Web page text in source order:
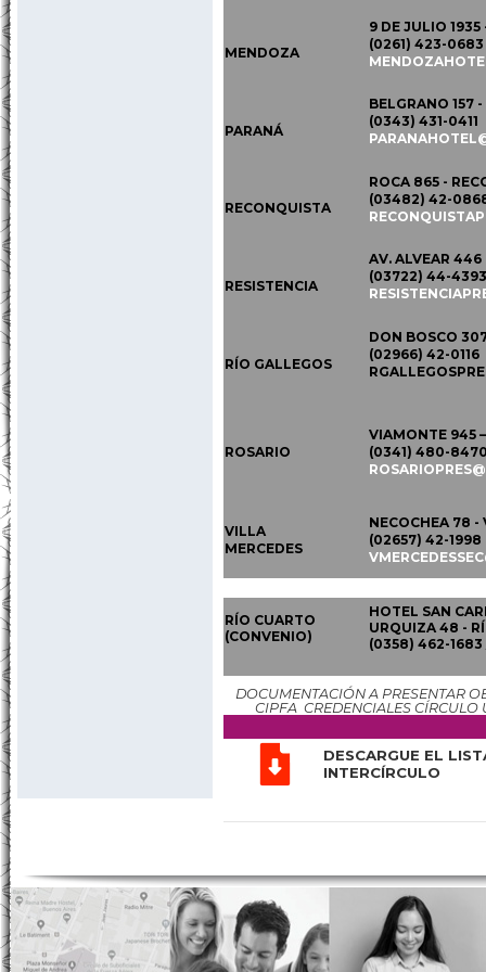
MENDOZA
9 DE JULIO
(0261) 423-0683
PARANÁ
BELGRANO 157
(0343) 431-0411
RECONQUISTA
ROCA 865 -
(03482) 42-
RESISTENCIA
AV. ALVEAR 446
(03722) 44-4393
RÍO GALLEGOS
DON BOSCO
(02966) 42-0116
ROSARIO
VIAMONTE 945
(0341) 480-
ROSARIOPRES@
VILLA
MERCEDES
NECOCHEA 78 -
(02657) 42-1998
RÍO CUARTO
(CONVENIO)
HOTEL SAN
URQUIZA 48 -
(0358) 462-
DOCUMENTACIÓN A PRESENTAR
CIPFA CREDENCIALES CÍRCULO
DESCARGUE EL
INTERCÍRCULO